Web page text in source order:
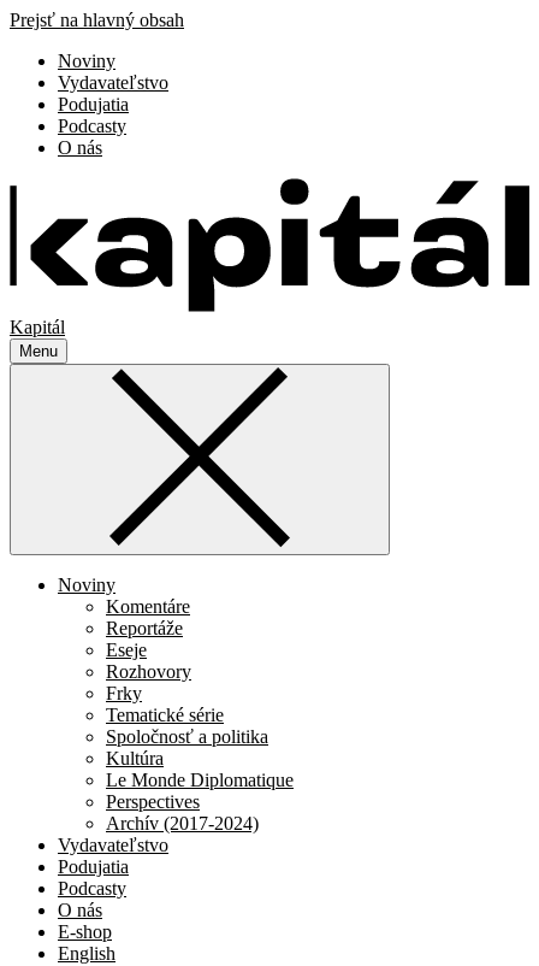
Prejsť na hlavný obsah
Noviny
Vydavateľstvo
Podujatia
Podcasty
O nás
Kapitál
Menu
Noviny
Komentáre
Reportáže
Eseje
Rozhovory
Frky
Tematické série
Spoločnosť a politika
Kultúra
Le Monde Diplomatique
Perspectives
Archív (2017-2024)
Vydavateľstvo
Podujatia
Podcasty
O nás
E-shop
English